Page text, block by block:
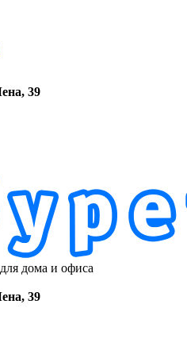
39
дома и офиса
39